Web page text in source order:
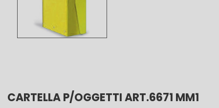
CARTELLA P/OGGETTI ART.6671 MM1